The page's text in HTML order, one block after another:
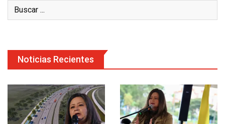
Noticias Recientes